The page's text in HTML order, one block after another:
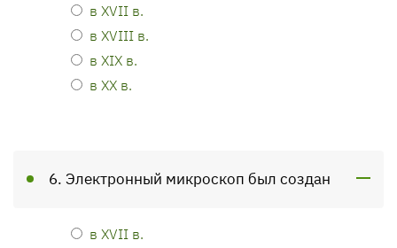
в XVII в.
в XVIII в.
в XIX в.
в ХХ в.
6. Электронный микроскоп был создан
в XVII в.